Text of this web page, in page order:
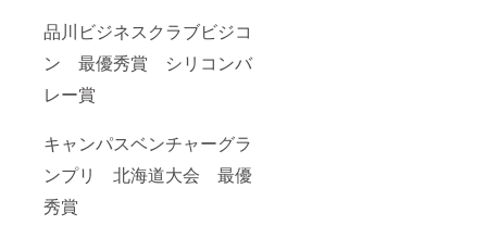
品川ビジネスクラブビジコ
ン 最優秀賞 シリコンバ
レー賞
キャンパスベンチャーグラ
ンプリ 北海道大会 最優
秀賞